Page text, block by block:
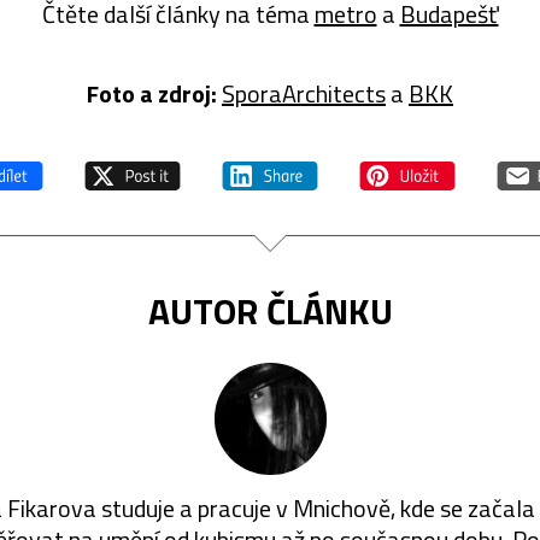
Čtěte další články na témametroa Budapešť
Foto a zdroj:SporaArchitectsa BKK
AUTOR ČLÁNKU
Fikarova studuje a pracuje v Mnichově, kde se